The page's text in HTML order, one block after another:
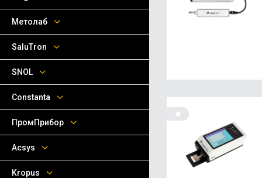
Метолаб
SaluTron
SNOL
Сonstanta
ПромПрибор
Acsys
Kropus